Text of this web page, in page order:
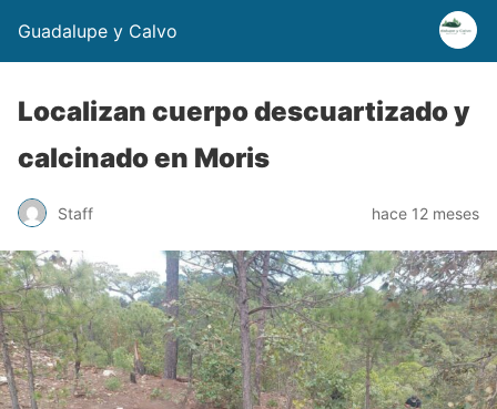
Guadalupe y Calvo
Localizan cuerpo descuartizado y
calcinado en Moris
Staff hace 12 meses